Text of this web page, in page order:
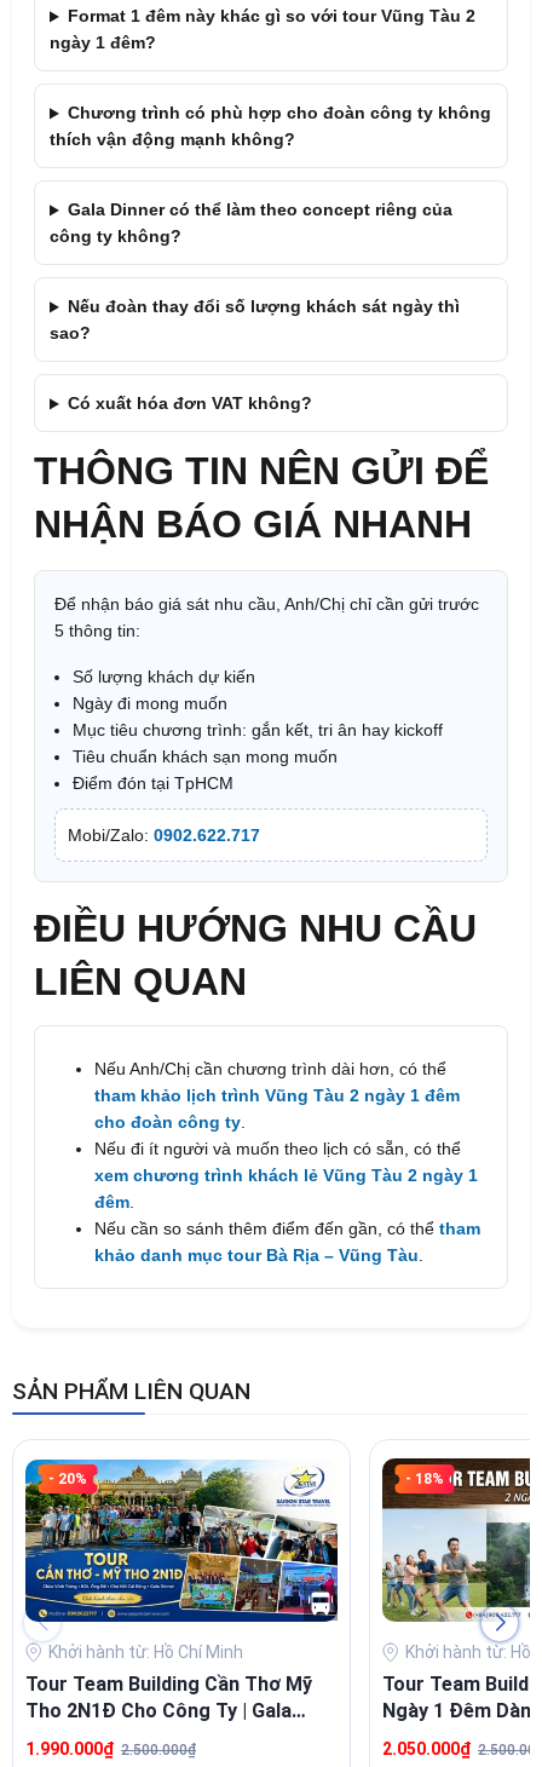
Format 1 đêm này khác gì so với tour Vũng Tàu 2
ngày 1 đêm?
Chương trình có phù hợp cho đoàn công ty không
thích vận động mạnh không?
Gala Dinner có thể làm theo concept riêng của
công ty không?
Nếu đoàn thay đổi số lượng khách sát ngày thì
sao?
Có xuất hóa đơn VAT không?
THÔNG TIN NÊN GỬI ĐỂ
NHẬN BÁO GIÁ NHANH
Để nhận báo giá sát nhu cầu, Anh/Chị chỉ cần gửi trước
5 thông tin:
Số lượng khách dự kiến
Ngày đi mong muốn
Mục tiêu chương trình: gắn kết, tri ân hay kickoff
Tiêu chuẩn khách sạn mong muốn
Điểm đón tại TpHCM
Mobi/Zalo: 0902.622.717
ĐIỀU HƯỚNG NHU CẦU
LIÊN QUAN
Nếu Anh/Chị cần chương trình dài hơn, có thể
tham khảo lịch trình Vũng Tàu 2 ngày 1 đêm
cho đoàn công ty.
Nếu đi ít người và muốn theo lịch có sẵn, có thể
xem chương trình khách lẻ Vũng Tàu 2 ngày 1
đêm.
Nếu cần so sánh thêm điểm đến gần, có thể tham
khảo danh mục tour Bà Rịa – Vũng Tàu.
SẢN PHẨM LIÊN QUAN
- 20%
Khởi hành từ: Hồ Chí Minh
Tour Team Building Cần Thơ Mỹ
Tho 2N1Đ Cho Công Ty | Gala
Dinner
1.990.000₫ 2.500.000₫
- 18%
Khởi hành từ: Hồ
Tour Team
Ngày 1 Đêm
Nghiệp
2.050.000₫